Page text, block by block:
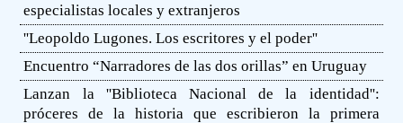
especialistas locales y extranjeros
''Leopoldo Lugones. Los escritores y el poder''
Encuentro “Narradores de las dos orillas” en Uruguay
Lanzan la ''Biblioteca Nacional de la identidad'':
próceres de la historia que escribieron la primera